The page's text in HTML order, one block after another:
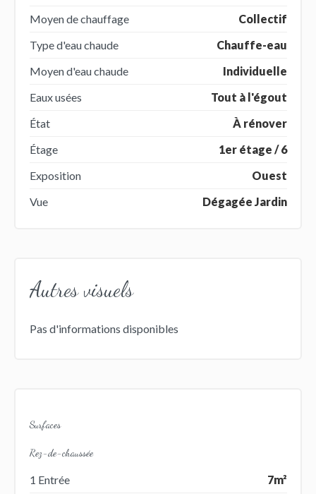
Moyen de chauffage
Collectif
Type d'eau chaude
Chauffe-eau
Moyen d'eau chaude
Individuelle
Eaux usées
Tout à l'égout
État
À rénover
Étage
1er étage / 6
Exposition
Ouest
Vue
Dégagée Jardin
Autres visuels
Pas d'informations disponibles
Surfaces
Rez-de-chaussée
1 Entrée
7m²